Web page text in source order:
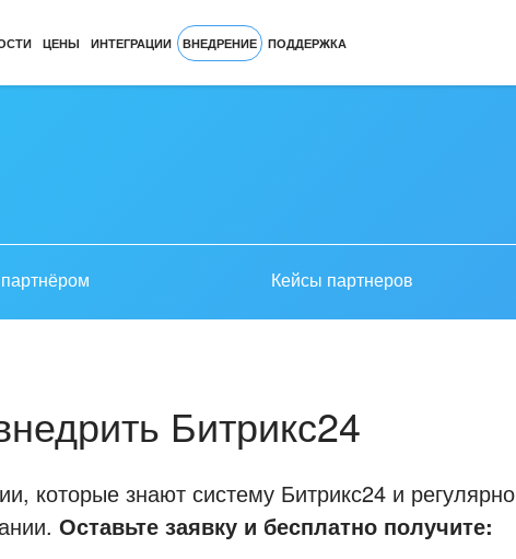
ЦЕНЫ ИНТЕГРАЦИИ ВНЕДРЕНИЕ ПОДДЕРЖКА
Кейсы партнеров
Битрикс24
которые знают систему Битрикс24 и регулярно
Оставьте заявку и бесплатно получите: